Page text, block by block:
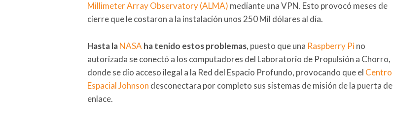
Millimeter Array Observatory (ALMA) mediante una VPN. Esto provocó meses de
cierre que le costaron a la instalación unos 250 Mil dólares al día.
Hasta laNASA ha tenido estos problemas, puesto que una Raspberry Pino
autorizada se conectó a los computadores del Laboratorio de Propulsión a Chorro,
donde se dio acceso ilegal a la Red del Espacio Profundo, provocando que el Centro
Espacial Johnson desconectara por completo sus sistemas de misión de la puerta de
enlace.